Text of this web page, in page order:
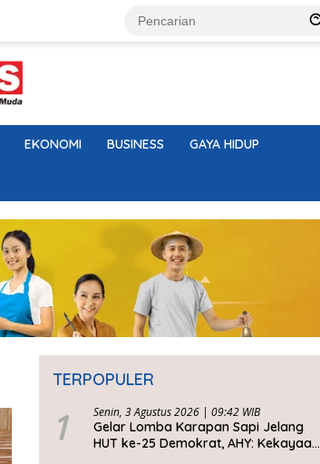
EKONOMI BUSINESS GAYA HIDUP
TERPOPULER
1 Senin, 3 Agustus 2026 | 09:42 WIB
Gelar Lomba Karapan Sapi Jelang
HUT ke-25 Demokrat, AHY: Kekayaan